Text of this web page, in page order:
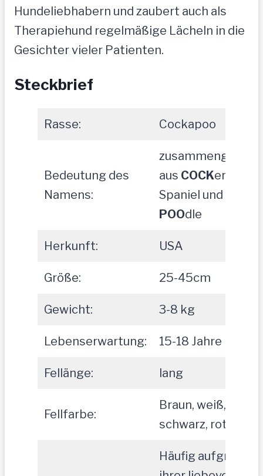
Hundeliebhabern und zaubert auch als
Therapiehund regelmäßige Lächeln in die
Gesichter vieler Patienten.
Steckbrief
Rasse: Cockapoo
Bedeutung des
Namens:
aus COCKer
Spaniel und
POOdle
Herkunft: USA
Größe: 25-45cm
Gewicht: 3-8 kg
Lebenserwartung: 15-18 Jahre
Fellänge: lang
Fellfarbe:
Braun, weiß,
schwarz, rot,
Häufig aufgrund